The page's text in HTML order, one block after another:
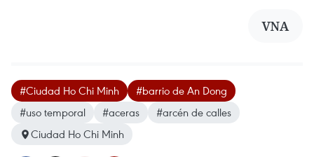
VNA
#Ciudad Ho Chi Minh
#barrio de An Dong
#uso temporal
#aceras
#arcén de calles
Ciudad Ho Chi Minh